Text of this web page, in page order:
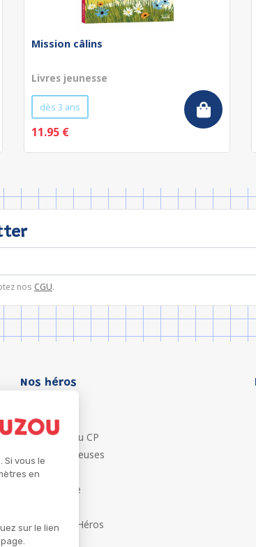
Si vous le
en
sur le lien
Mission câlins
Livres jeunesse
dès 3 ans
11.95 €
nos CGU.
Nos héros
P'tit Loup
Les Héros du CP
Les Influenceuses
Migali
Petite Taupe
Ma Boîte à Héros